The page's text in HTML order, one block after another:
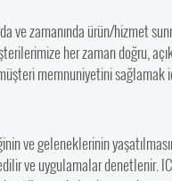
ve zamanında ürün/hizmet
her zaman doğru,
memnuniyetini sağlamak
ve geleneklerinin
ve uygulamalar denetlenir.